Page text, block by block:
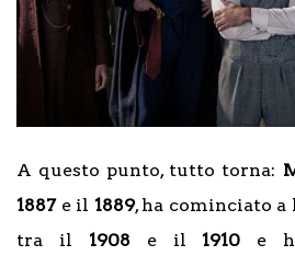
A questo punto, tutto torna:
1887e il 1889, ha cominciato a
tra il 1908e il 1910 e